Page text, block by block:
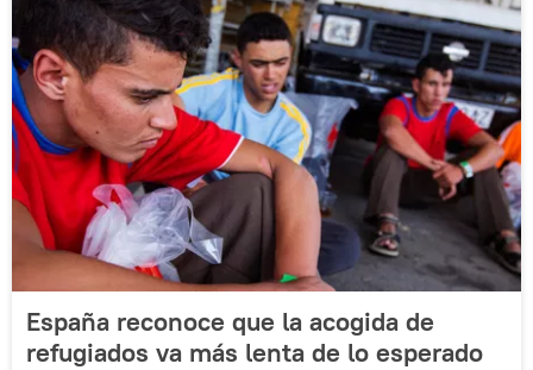
España reconoce que la acogida de
refugiados va más lenta de lo esperado